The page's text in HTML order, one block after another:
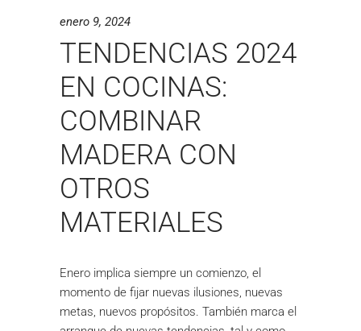
enero 9, 2024
TENDENCIAS 2024
EN COCINAS:
COMBINAR
MADERA CON
OTROS
MATERIALES
Enero implica siempre un comienzo, el
momento de fijar nuevas ilusiones, nuevas
metas, nuevos propósitos. También marca el